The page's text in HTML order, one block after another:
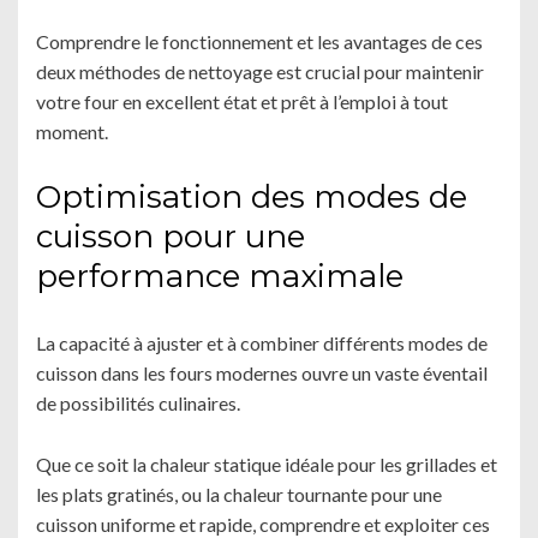
Comprendre le fonctionnement et les avantages de ces
deux méthodes de nettoyage est crucial pour maintenir
votre four en excellent état et prêt à l’emploi à tout
moment.
Optimisation des modes de
cuisson pour une
performance maximale
La capacité à ajuster et à combiner différents modes de
cuisson dans les fours modernes ouvre un vaste éventail
de possibilités culinaires.
Que ce soit la chaleur statique idéale pour les grillades et
les plats gratinés, ou la chaleur tournante pour une
cuisson uniforme et rapide, comprendre et exploiter ces